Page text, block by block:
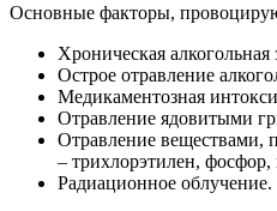
Основные факторы,
Хроническая алкогольная
Острое отравление
Медикаментозная
Отравление ядовитыми
Отравление веществами,
– трихлорэтилен,
Радиационное облучение.